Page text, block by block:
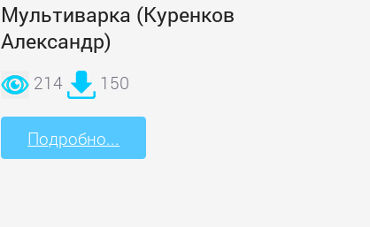
Мультиварка (Куренков
Александр)
214 150
Подробно...